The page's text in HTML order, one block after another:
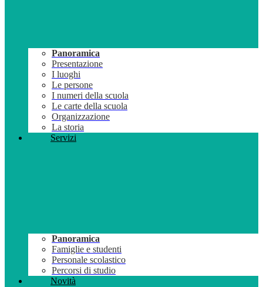
Panoramica
Presentazione
I luoghi
Le persone
I numeri della scuola
Le carte della scuola
Organizzazione
La storia
Servizi
Panoramica
Famiglie e studenti
Personale scolastico
Percorsi di studio
Novità